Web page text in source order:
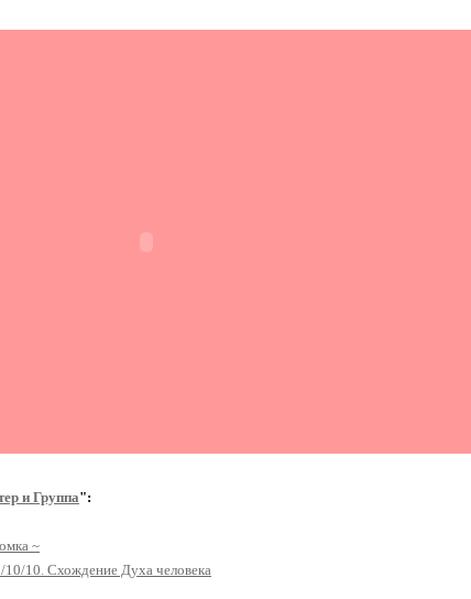
и Группа":
~
10. Схождение Духа человека